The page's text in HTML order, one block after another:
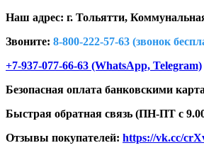
Наш адрес: г. Тольятти,
Звоните: 8-800-222-57-63 (звонок
+7-937-077-66-63 (WhatsApp, Telegram)
Безопасная оплата банковскими
Быстрая обратная связь (ПН-ПТ с
Отзывы покупателей: https://vk.cc/